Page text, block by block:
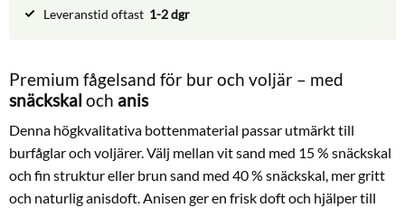
Leveranstid oftast 1-2 dgr
Premium fågelsand för bur och voljär – med
snäckskal och anis
Denna högkvalitativa bottenmaterial passar utmärkt till
burfåglar och voljärer. Välj mellan vit sand med 15 % snäckskal
och fin struktur eller brun sand med 40 % snäckskal, mer gritt
och naturlig anisdoft. Anisen ger en frisk doft och hjälper till